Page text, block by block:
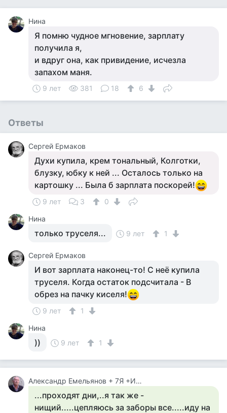
Нина
Я помню чудное мгновение, зарплату
получила я,
и вдруг она, как привидение, исчезла
запахом маня.
9 лет 381 18 6
Ответы
Сергей Ермаков
Духи купила, крем тональный, Колготки,
блузку, юбку к ней ... Осталось только на
картошку ... Была б зарплата поскорей!
9 лет 3
0
Нина
только труселя... 9 лет 1
Сергей Ермаков
И вот зарплата наконец-то! С неё купила
труселя. Когда остаток подсчитала - В
обрез на пачку киселя!
9 лет
1
Нина
)) 9 лет 1
Александр Емельянов + 7Я +Инструктор Туризма
...проходят дни,..я так же -
нищий.....цепляюсь за заборы все.....иду на